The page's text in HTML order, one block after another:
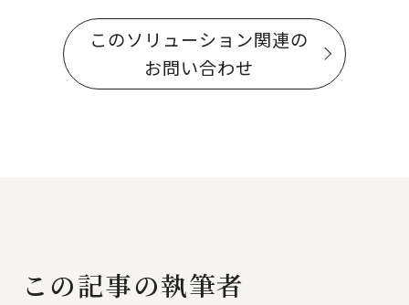
このソリューション関連の
お問い合わせ
この記事の執筆者